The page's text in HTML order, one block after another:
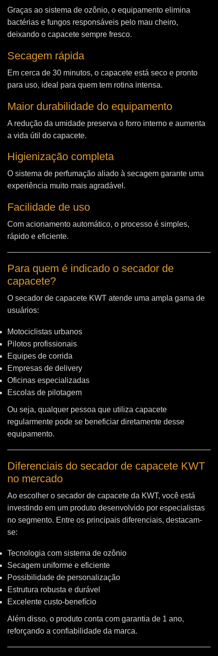
Graças ao sistema de ozônio, o equipamento elimina
bactérias e fungos responsáveis pelo mau cheiro,
deixando o capacete sempre fresco.
Secagem rápida
Em cerca de 30 minutos, o capacete está seco e pronto
para uso, ideal para quem tem rotina intensa.
Maior durabilidade do equipamento
A redução da umidade preserva o forro interno e aumenta
a vida útil do capacete.
Higienização completa
O sistema de perfumação aliado à secagem garante uma
experiência muito mais agradável.
Facilidade de uso
Com acionamento automático, o processo é simples,
rápido e eficiente.
Para quem é indicado o secador de
capacete?
O secador de capacete KWT atende uma ampla gama de
usuários:
Motociclistas urbanos
Pilotos profissionais
Equipes de corrida
Empresas de delivery
Oficinas especializadas
Escolas de pilotagem
Ou seja, qualquer pessoa que utiliza capacete
regularmente pode se beneficiar diretamente desse
equipamento.
Diferenciais do secador de capacete KWT
no mercado
Ao escolher o secador de capacete da KWT, você está
investindo em um produto desenvolvido por especialistas
no segmento. Entre os principais diferenciais, destacam-
se:
Tecnologia com sistema de ozônio
Secagem uniforme e eficiente
Possibilidade de personalização
Estrutura robusta e durável
Excelente custo-benefício
Além disso, o produto conta com garantia de 1 ano,
reforçando a confiabilidade da marca.